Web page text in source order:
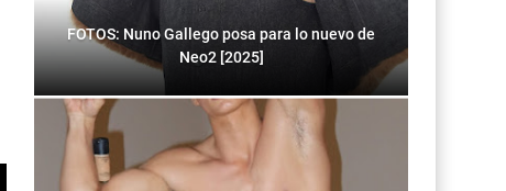
FOTOS: Nuno Gallego posa para lo nuevo de
Neo2 [2025]